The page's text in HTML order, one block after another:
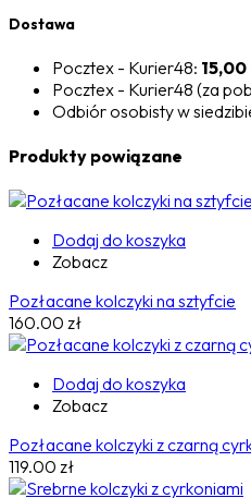
Dostawa
Pocztex - Kurier48: 15,00
Pocztex - Kurier48 (za
Odbiór osobisty w
Produkty powiązane
Dodaj do koszyka
Zobacz
Pozłacane kolczyki na sztyfcie
160.00 zł
Dodaj do koszyka
Zobacz
Pozłacane kolczyki z czarną
119.00 zł